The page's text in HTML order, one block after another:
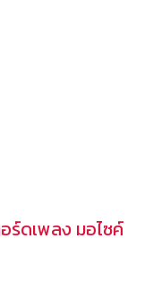
ร์ดเพลง มอไซค์